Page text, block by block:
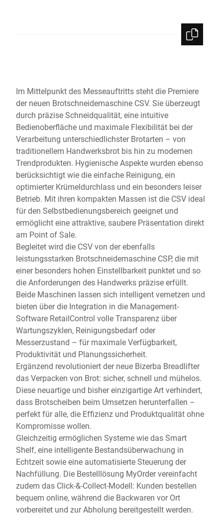
Im Mittelpunkt des Messeauftritts steht die Premiere
der neuen Brotschneidemaschine CSV. Sie überzeugt
durch präzise Schneidqualität, eine intuitive
Bedienoberfläche und maximale Flexibilität bei der
Verarbeitung unterschiedlichster Brotarten – von
traditionellem Handwerksbrot bis hin zu modernen
Trendprodukten. Hygienische Aspekte wurden ebenso
berücksichtigt wie die einfache Reinigung, ein
optimierter Krümeldurchlass und ein besonders leiser
Betrieb. Mit ihren kompakten Massen ist die CSV ideal
für den Selbstbedienungsbereich geeignet und
ermöglicht eine attraktive, saubere Präsentation direkt
am Point of Sale.
Begleitet wird die CSV von der ebenfalls
leistungsstarken Brotschneidemaschine CSP, die mit
einer besonders hohen Einstellbarkeit punktet und so
die Anforderungen des Handwerks präzise erfüllt.
Beide Maschinen lassen sich intelligent vernetzen und
bieten über die Integration in die Management-
Software RetailControl volle Transparenz über
Wartungszyklen, Reinigungsbedarf oder
Messerzustand – für maximale Verfügbarkeit,
Produktivität und Planungssicherheit.
Ergänzend revolutioniert der neue Bizerba Breadlifter
das Verpacken von Brot: sicher, schnell und mühelos.
Diese neuartige und bisher einzigartige Art verhindert,
dass Brotscheiben beim Umsetzen herunterfallen –
perfekt für alle, die Effizienz und Produktqualität ohne
Kompromisse wollen.
Gleichzeitig ermöglichen Systeme wie das Smart
Shelf, eine intelligente Bestandsüberwachung in
Echtzeit sowie eine automatisierte Steuerung der
Nachfüllung. Die Bestelllösung MyOrder vereinfacht
zudem das Click-&-Collect-Modell: Kunden bestellen
bequem online, während die Backwaren vor Ort
vorbereitet und zur Abholung bereitgestellt werden.